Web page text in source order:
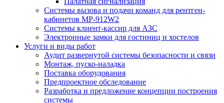
Системы вызова и подачи команд для рентген-
кабинетов MP-912W2
Системы клиент-кассир для АЗС
Электронные замки для гостиниц и хостелов
Услуги и виды работ
Аудит развернутой системы безопасности и связи
Монтаж, пуско-наладка
Поставка оборудования
Предпроектное обследование
Разработка и предложение концепции построения
системы